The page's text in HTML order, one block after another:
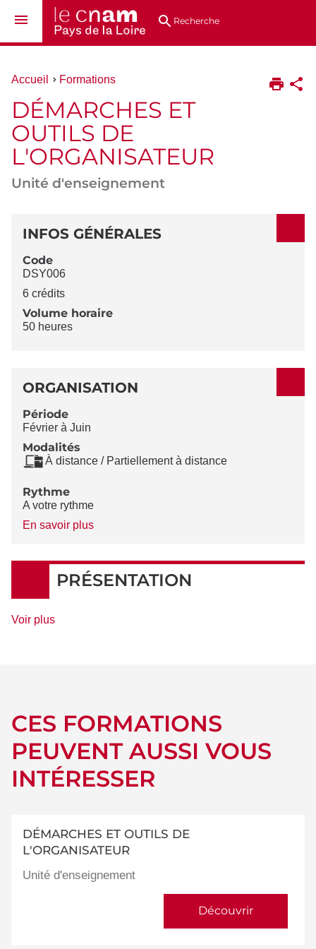
au
directsRecherche
Vous
ici :
Accueil Formations
DÉMARCHES ET
OUTILS DE
L'ORGANISATEUR
Unité d'enseignement
DÉTAILS
INFOS GÉNÉRALES
Code
DSY006
6 crédits
Volume horaire
50 heures
ORGANISATION
Période
Février à Juin
Modalités
À distance / Partiellement à distance
Rythme
A votre rythme
En savoir plusà
Rythme
PRÉSENTATION
Voir plusde
CES FORMATIONS
PEUVENT AUSSI VOUS
INTÉRESSER
DÉMARCHES ET OUTILS DE
L'ORGANISATEUR
Unité d'enseignement
Découvrir